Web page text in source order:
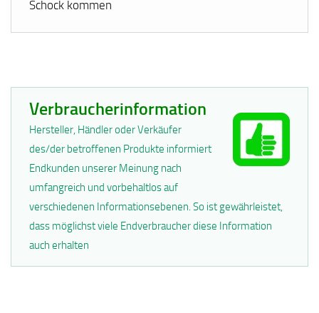
Schock kommen
Verbraucherinformation
Hersteller, Händler oder Verkäufer
des/der betroffenen Produkte informiert
Endkunden unserer Meinung nach
umfangreich und vorbehaltlos auf
verschiedenen Informationsebenen. So ist gewährleistet,
dass möglichst viele Endverbraucher diese Information
auch erhalten